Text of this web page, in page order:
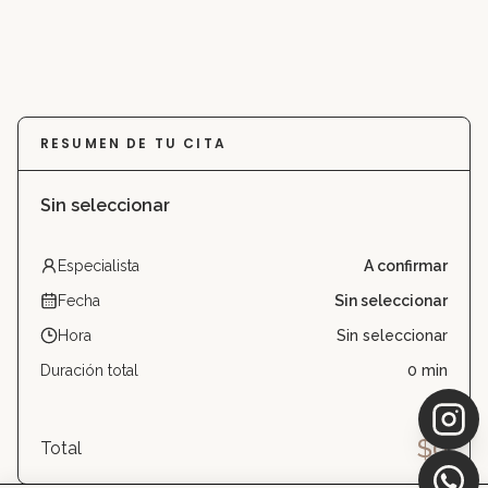
RESUMEN DE TU CITA
Sin seleccionar
Especialista
A confirmar
Fecha
Sin seleccionar
Hora
Sin seleccionar
Duración total
0 min
Total $0